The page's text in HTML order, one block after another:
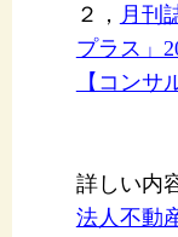
２， 月刊
プラス」
【コンサ
詳しい内
法人不動